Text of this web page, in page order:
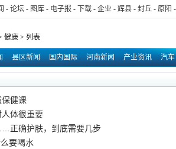
- 论坛 - 图库 - 电子报 - 下载 - 企业 - 辉县 - 封丘 - 原阳 -
健康 > 列表
县区新闻 国内国际 河南新闻 产业资讯 汽车
保健课
人体很重要
正确护肤，到底需要几步
要喝水